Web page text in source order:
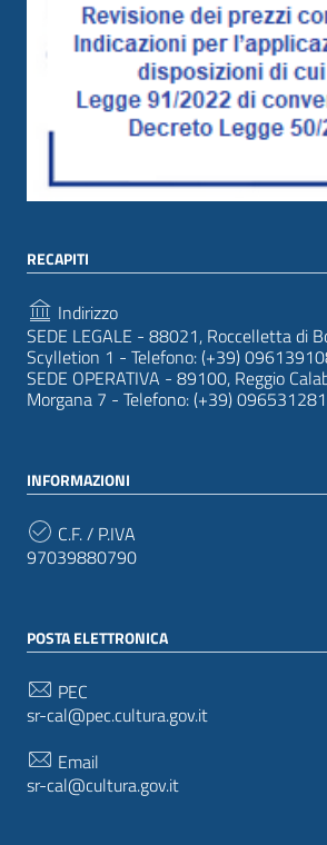
RECAPITI
Indirizzo
SEDE LEGALE - 88021, Roccelletta di
Scylletion 1 - Telefono: (+39)
SEDE OPERATIVA - 89100, Reggio
Morgana 7 - Telefono: (+39)
INFORMAZIONI
C.F. / P.IVA
97039880790
POSTA ELETTRONICA
PEC
sr-cal@pec.cultura.gov.it
Email
sr-cal@cultura.gov.it